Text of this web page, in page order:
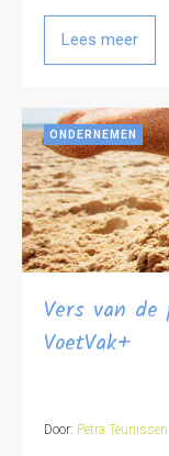
Lees meer
ONDERNEMEN
Vers van
VoetVak+
Door: Petra Teunissen